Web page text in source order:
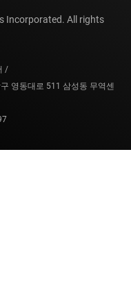
Incorporated. All rights
/
영동대로 511 삼성동 무역센